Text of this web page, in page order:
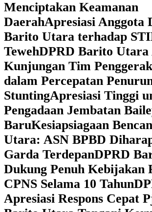
Menciptakan Keamanan
DaerahApresiasi Anggota
Barito Utara terhadap
TewehDPRD Barito Utara
Kunjungan Tim
dalam Percepatan
StuntingApresiasi Tinggi
Pengadaan Jembatan
BaruKesiapsiagaan
Utara: ASN BPBD
Garda TerdepanDPRD
Dukung Penuh Kebijakan
CPNS Selama 10 Tahun
Apresiasi Respons Cepat